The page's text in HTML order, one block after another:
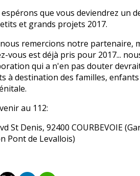
que vous deviendrez un
et grands projets 2017.
remercions notre partenaire,
vous est déjà pris pour 2017...
qui a n'en pas douter
à destination des familles,
au 112:
St Denis, 92400 COURBEVOIE
Pont de Levallois)